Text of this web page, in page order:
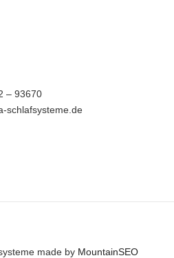
– 93670
schlafsysteme.de
made by MountainSEO